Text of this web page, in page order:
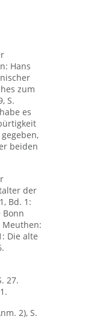
Hans
zum
S.
es
beiden
der
Bd. 1:
Bonn
Meuthen:
Die alte
27.
2), S.